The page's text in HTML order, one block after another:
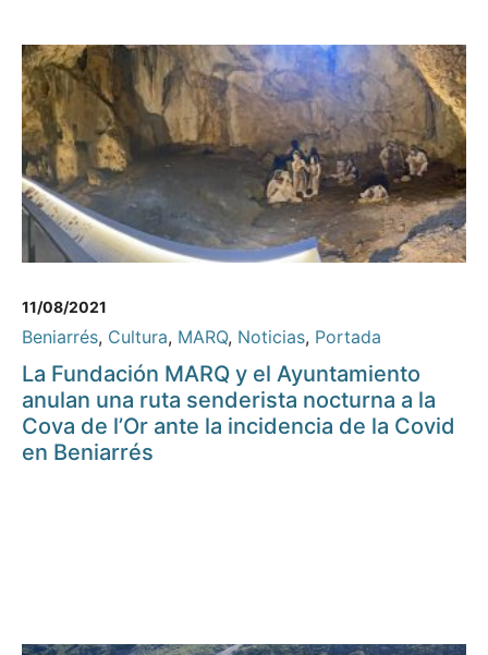
11/08/2021
Beniarrés, Cultura, MARQ, Noticias, Portada
La Fundación MARQ y el Ayuntamiento
anulan una ruta senderista nocturna a la
Cova de l’Or ante la incidencia de la Covid
en Beniarrés